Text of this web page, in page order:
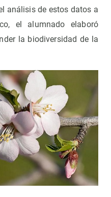
análisis de estos datos a
el alumnado elaboró
la biodiversidad de la